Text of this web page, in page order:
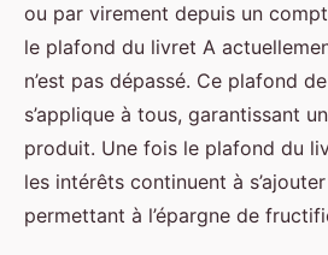
ou par virement depuis un
le plafond du livret A
n’est pas dépassé. Ce plafond
s’applique à tous, garantissant
produit. Une fois le plafond du
les intérêts continuent à
permettant à l’épargne de